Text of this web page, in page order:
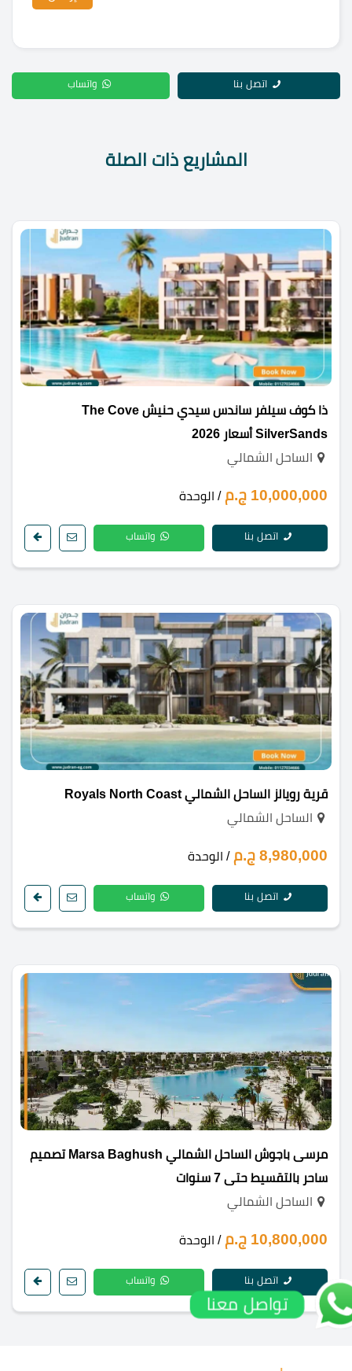
اتصل بنا واتساب
المشاريع ذات الصلة
ذا كوف سيلفر ساندس سيدي حنيش The Cove
SilverSands أسعار 2026
الساحل الشمالي
10,000,000 ج.م / الوحدة
اتصل بنا واتساب
قرية رويالز الساحل الشمالي Royals North Coast
الساحل الشمالي
8,980,000 ج.م / الوحدة
اتصل بنا واتساب
مرسى باجوش الساحل الشمالي Marsa Baghush تصميم
ساحر بالتقسيط حتى 7 سنوات
الساحل الشمالي
10,800,000 ج.م / الوحدة
اتصل بنا واتساب
تواصل معنا